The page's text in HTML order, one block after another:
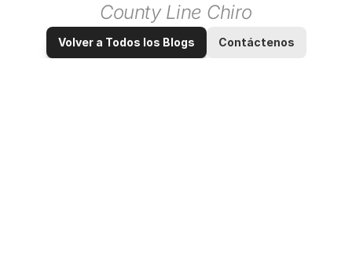
County Line Chiro
Volver a Todos los Blogs Contáctenos